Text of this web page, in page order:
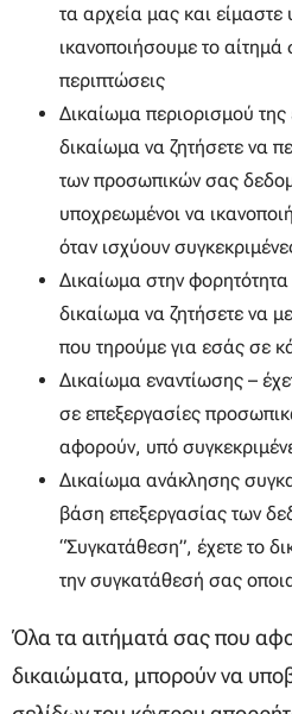
τα αρχεία μας και
ικανοποιήσουμε το
περιπτώσεις
Δικαίωμα περιορισμού της
δικαίωμα να ζητήσετε να
των προσωπικών σας
υποχρεωμένοι να
όταν ισχύουν
Δικαίωμα στην
δικαίωμα να ζητήσετε να
που τηρούμε για εσάς σε
Δικαίωμα εναντίωσης –
σε επεξεργασίες
αφορούν, υπό
Δικαίωμα ανάκλησης
βάση επεξεργασίας των
“Συγκατάθεση”, έχετε το
την συγκατάθεσή σας
Όλα τα αιτήματά σας που
δικαιώματα, μπορούν να